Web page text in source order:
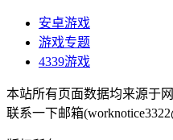
安卓游戏
游戏专题
4339游戏
本站所有页面数据均来源于
联系一下邮箱